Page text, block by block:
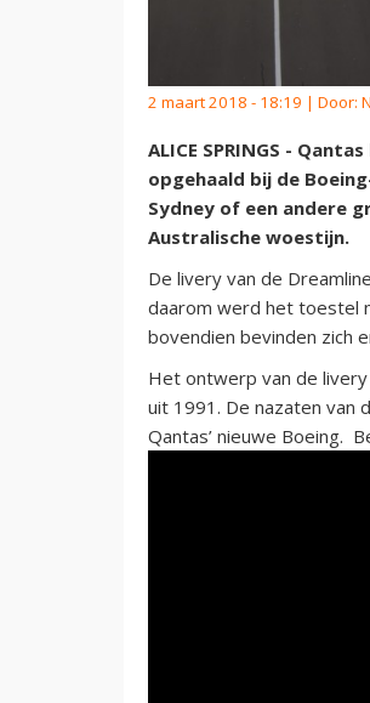
2 maart 2018 - 18:19 | Door:
ALICE SPRINGS -
opgehaald bij de
Sydney of een andere
Australische woestijn.
De livery van de
daarom werd het toestel
bovendien bevinden zich
Het ontwerp van de
uit 1991. De nazaten van
Qantas’ nieuwe Boeing.